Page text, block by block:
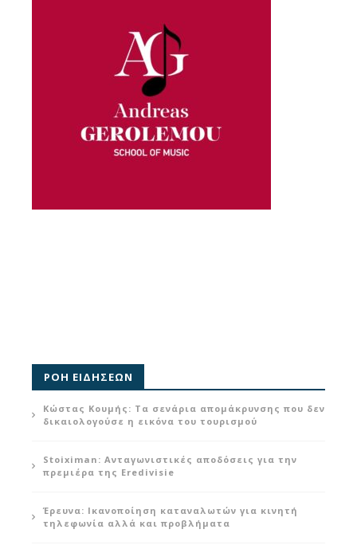
ΡΟΗ ΕΙΔΗΣΕΩΝ
Κώστας Κουμής: Τα σενάρια απομάκρυνσης που δεν
δικαιολογούσε η εικόνα του τουρισμού
Stoiximan: Ανταγωνιστικές αποδόσεις για την
πρεμιέρα της Eredivisie
Έρευνα: Ικανοποίηση καταναλωτών για κινητή
τηλεφωνία αλλά και προβλήματα